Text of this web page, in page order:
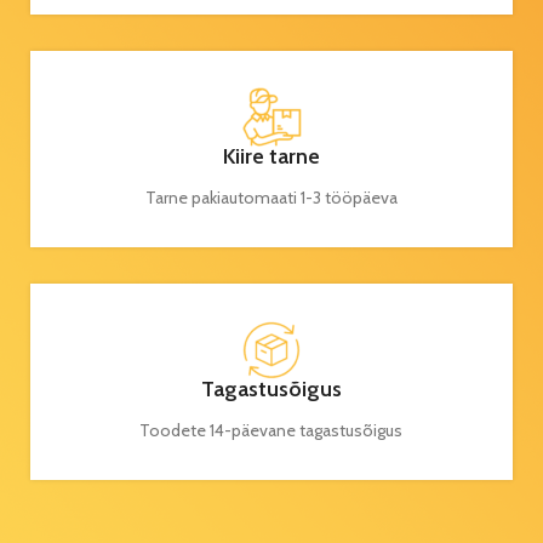
Kiire tarne
Tarne pakiautomaati 1-3 tööpäeva
Tagastusõigus
Toodete 14-päevane tagastusõigus